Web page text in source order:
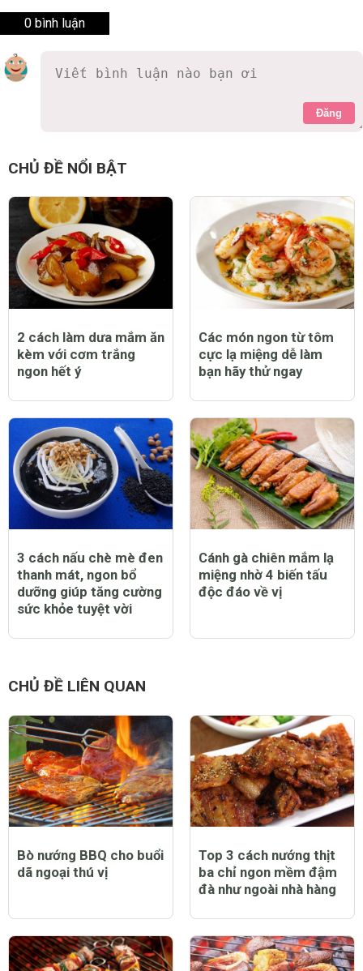
0 bình luận
Đăng
CHỦ ĐỀ NỔI BẬT
2 cách làm dưa mắm ăn
kèm với cơm trắng
ngon hết ý
Các món ngon từ tôm
cực lạ miệng dễ làm
bạn hãy thử ngay
3 cách nấu chè mè đen
thanh mát, ngon bổ
dưỡng giúp tăng cường
sức khỏe tuyệt vời
Cánh gà chiên mắm lạ
miệng nhờ 4 biến tấu
độc đáo về vị
CHỦ ĐỀ LIÊN QUAN
Bò nướng BBQ cho buổi
dã ngoại thú vị
Top 3 cách nướng thịt
ba chỉ ngon mềm đậm
đà như ngoài nhà hàng